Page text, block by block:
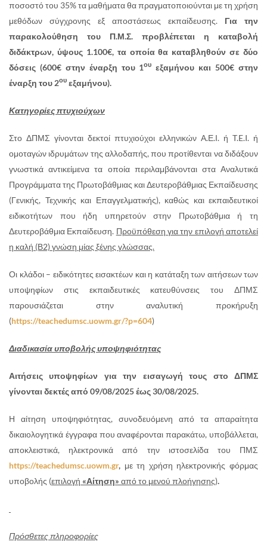
ποσοστό του 35% τα μαθήματα θα πραγματοποιούνται με τη χρήση
μεθόδων σύγχρονης εξ αποστάσεως εκπαίδευσης. Για την
παρακολούθηση του Π.Μ.Σ. προβλέπεται η καταβολή
διδάκτρων, ύψους 1.100€, τα οποία θα καταβληθούν σε δύο
δόσεις (600€ στην έναρξη του 1ου εξαμήνου και 500€ στην
έναρξη του 2ου εξαμήνου).
Κατηγορίες πτυχιούχων
Στο ΔΠΜΣ γίνονται δεκτοί πτυχιούχοι ελληνικών Α.Ε.Ι. ή T.E.I. ή
ομοταγών ιδρυμάτων της αλλοδαπής, που προτίθενται να διδάξουν
γνωστικά αντικείμενα τα οποία περιλαμβάνονται στα Αναλυτικά
Προγράμματα της Πρωτοβάθμιας και Δευτεροβάθμιας Εκπαίδευσης
(Γενικής, Τεχνικής και Επαγγελματικής), καθώς και εκπαιδευτικοί
ειδικοτήτων που ήδη υπηρετούν στην Πρωτοβάθμια ή τη
Δευτεροβάθμια Εκπαίδευση. Προϋπόθεση για την επιλογή αποτελεί
η καλή (Β2) γνώση μίας ξένης γλώσσας.
Οι κλάδοι – ειδικότητες εισακτέων και η κατάταξη των αιτήσεων των
υποψηφίων στις εκπαιδευτικές κατευθύνσεις του ΔΠΜΣ
παρουσιάζεται στην αναλυτική προκήρυξη
(https://teachedumsc.uowm.gr/?p=604)
Διαδικασία υποβολής υποψηφιότητας
Αιτήσεις υποψηφίων για την εισαγωγή τους στο ΔΠΜΣ
γίνονται δεκτές από 09/08/2025 έως 30/08/2025.
Η αίτηση υποψηφιότητας, συνοδευόμενη από τα απαραίτητα
δικαιολογητικά έγγραφα που αναφέρονται παρακάτω, υποβάλλεται,
αποκλειστικά, ηλεκτρονικά από την ιστοσελίδα του ΠΜΣ
https://teachedumsc.uowm.gr, με τη χρήση ηλεκτρονικής φόρμας
υποβολής (επιλογή «Αίτηση» από το μενού πλοήγησης).
Πρόσθετες πληροφορίες